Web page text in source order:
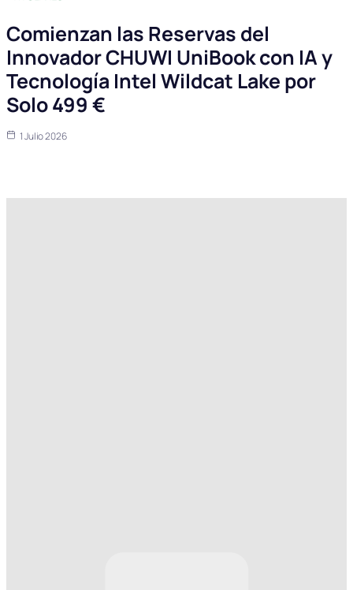
Comienzan las Reservas del
Innovador CHUWI UniBook con IA y
Tecnología Intel Wildcat Lake por
Solo 499 €
1 Julio 2026